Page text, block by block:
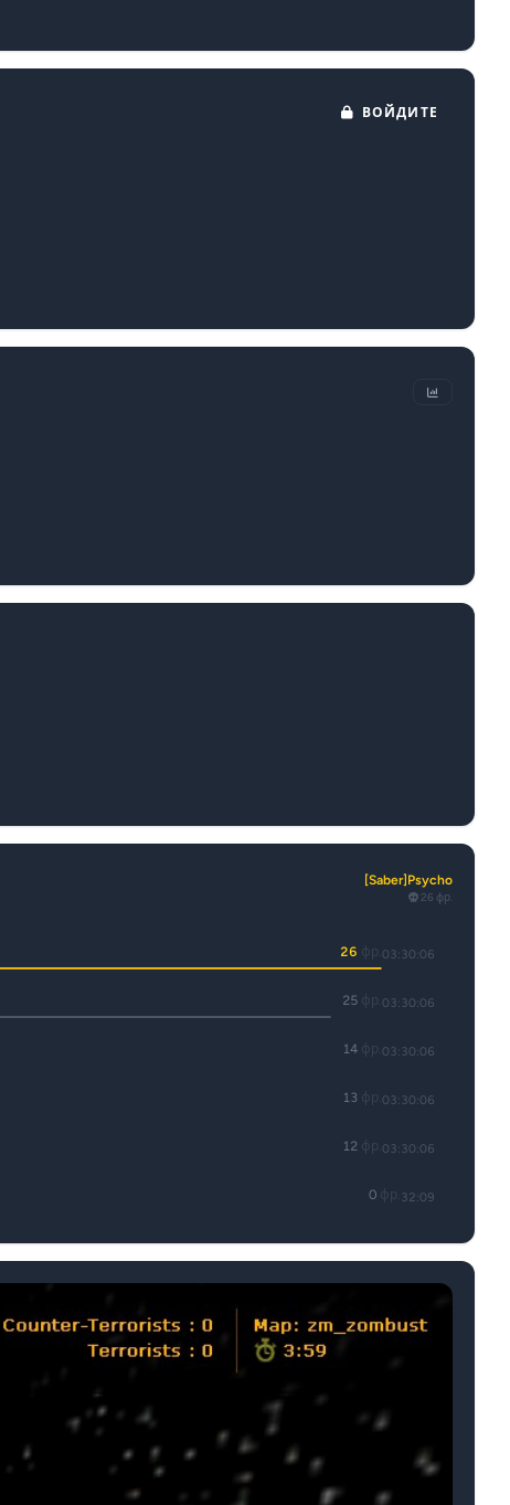
ВОЙДИТЕ
[Saber]Psycho
26 фр.
26 фр. 03:30:06
25 фр. 03:30:06
14 фр. 03:30:06
13 фр. 03:30:06
12 фр. 03:30:06
0 фр. 32:09